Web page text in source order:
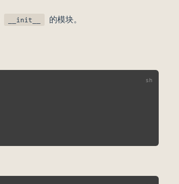
__init__
的模块。